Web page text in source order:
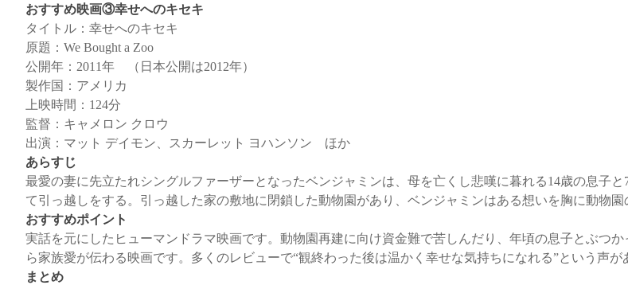
おすすめ映画③幸せへのキセキ
タイトル：幸せへのキセキ
原題：We Bought a Zoo
公開年：2011年 （日本公開は2012年）
製作国：アメリカ
上映時間：124分
監督：キャメロン クロウ
出演：マット デイモン、スカーレット ヨハンソン ほか
あらすじ
最愛の妻に先立たれシングルファーザーとなったベンジャミンは、母を亡くし悲嘆に暮れる14歳の息子
て引っ越しをする。引っ越した家の敷地に閉鎖した動物園があり、ベンジャミンはある想いを胸に動物園
おすすめポイント
実話を元にしたヒューマンドラマ映画です。動物園再建に向け資金難で苦しんだり、年頃の息子とぶつ
ら家族愛が伝わる映画です。多くのレビューで“観終わった後は温かく幸せな気持ちになれる”という声が
まとめ